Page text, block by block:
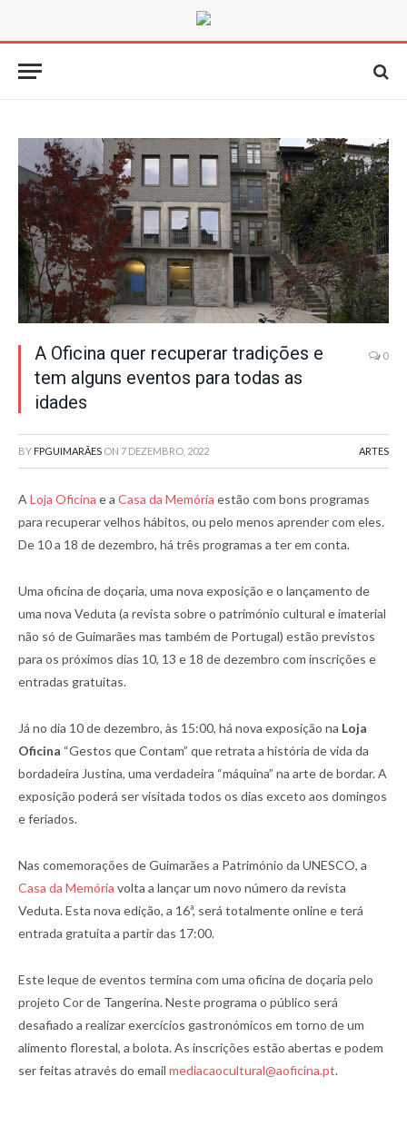
A Oficina quer recuperar tradições e
tem alguns eventos para todas as
idades
0
BY FPGUIMARÃES ON 7 DEZEMBRO, 2022 ARTES
A Loja Oficina e a Casa da Memória estão com bons programas
para recuperar velhos hábitos, ou pelo menos aprender com eles.
De 10 a 18 de dezembro, há três programas a ter em conta.
Uma oficina de doçaria, uma nova exposição e o lançamento de
uma nova Veduta (a revista sobre o património cultural e imaterial
não só de Guimarães mas também de Portugal) estão previstos
para os próximos dias 10, 13 e 18 de dezembro com inscrições e
entradas gratuitas.
Já no dia 10 de dezembro, às 15:00, há nova exposição na Loja
Oficina “Gestos que Contam” que retrata a história de vida da
bordadeira Justina, uma verdadeira “máquina” na arte de bordar. A
exposição poderá ser visitada todos os dias exceto aos domingos
e feriados.
Nas comemorações de Guimarães a Património da UNESCO, a
Casa da Memória volta a lançar um novo número da revista
Veduta. Esta nova edição, a 16ª, será totalmente online e terá
entrada gratuita a partir das 17:00.
Este leque de eventos termina com uma oficina de doçaria pelo
projeto Cor de Tangerina. Neste programa o público será
desafiado a realizar exercícios gastronómicos em torno de um
alimento florestal, a bolota. As inscrições estão abertas e podem
ser feitas através do email mediacaocultural@aoficina.pt.